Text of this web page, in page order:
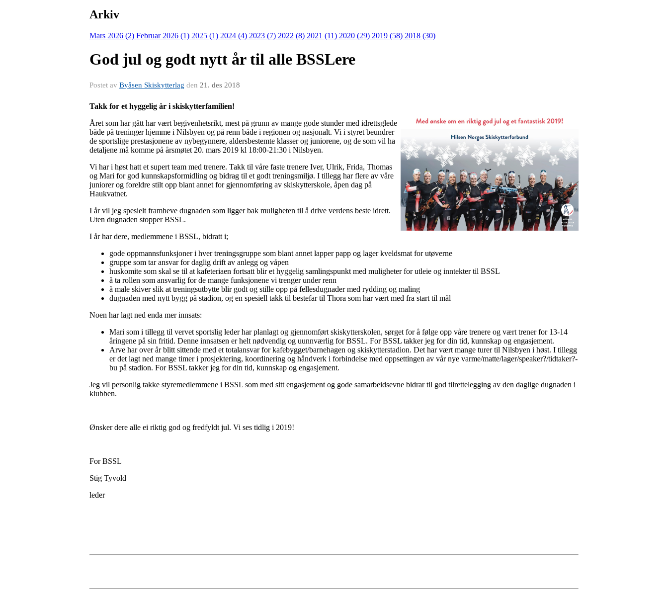
Arkiv
Mars 2026 (2) Februar 2026 (1) 2025 (1) 2024 (4) 2023 (7) 2022 (8) 2021 (11) 2020 (29) 2019 (58) 2018 (30)
God jul og godt nytt år til alle BSSLere
Postet av Byåsen Skiskytterlag den 21. des 2018
Takk for et hyggelig år i skiskytterfamilien!
Året som har gått har vært begivenhetsrikt, mest på grunn av mange gode stunder med idrettsglede
både på treninger hjemme i Nilsbyen og på renn både i regionen og nasjonalt. Vi i styret beundrer
de sportslige prestasjonene av nybegynnere, aldersbestemte klasser og juniorene, og de som vil ha
detaljene må komme på årsmøtet 20. mars 2019 kl 18:00-21:30 i Nilsbyen.
Vi har i høst hatt et supert team med trenere. Takk til våre faste trenere Iver, Ulrik, Frida, Thomas
og Mari for god kunnskapsformidling og bidrag til et godt treningsmiljø. I tillegg har flere av våre
juniorer og foreldre stilt opp blant annet for gjennomføring av skiskytterskole, åpen dag på
Haukvatnet.
I år vil jeg spesielt framheve dugnaden som ligger bak muligheten til å drive verdens beste idrett.
Uten dugnaden stopper BSSL.
I år har dere, medlemmene i BSSL, bidratt i;
gode oppmannsfunksjoner i hver treningsgruppe som blant annet lapper papp og lager kveldsmat for utøverne
gruppe som tar ansvar for daglig drift av anlegg og våpen
huskomite som skal se til at kafeteriaen fortsatt blir et hyggelig samlingspunkt med muligheter for utleie og inntekter til BSSL
å ta rollen som ansvarlig for de mange funksjonene vi trenger under renn
å male skiver slik at treningsutbytte blir godt og stille opp på fellesdugnader med rydding og maling
dugnaden med nytt bygg på stadion, og en spesiell takk til bestefar til Thora som har vært med fra start til mål
Noen har lagt ned enda mer innsats:
Mari som i tillegg til vervet sportslig leder har planlagt og gjennomført skiskytterskolen, sørget for å følge opp våre trenere og vært trener for 13-14
åringene på sin fritid. Denne innsatsen er helt nødvendig og uunnværlig for BSSL. For BSSL takker jeg for din tid, kunnskap og engasjement.
Arve har over år blitt sittende med et totalansvar for kafebygget/barnehagen og skiskytterstadion. Det har vært mange turer til Nilsbyen i høst. I tillegg
er det lagt ned mange timer i prosjektering, koordinering og håndverk i forbindelse med oppsettingen av vår nye varme/matte/lager/speaker?/tidtaker?-
bu på stadion. For BSSL takker jeg for din tid, kunnskap og engasjement.
Jeg vil personlig takke styremedlemmene i BSSL som med sitt engasjement og gode samarbeidsevne bidrar til god tilrettelegging av den daglige dugnaden i
klubben.
Ønsker dere alle ei riktig god og fredfyldt jul. Vi ses tidlig i 2019!
For BSSL
Stig Tyvold
leder